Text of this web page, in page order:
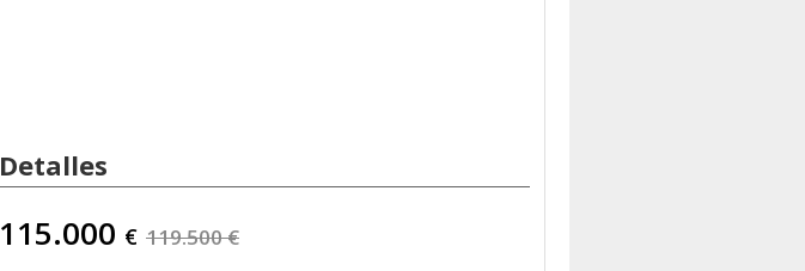
Detalles
115.000 € 119.500 €